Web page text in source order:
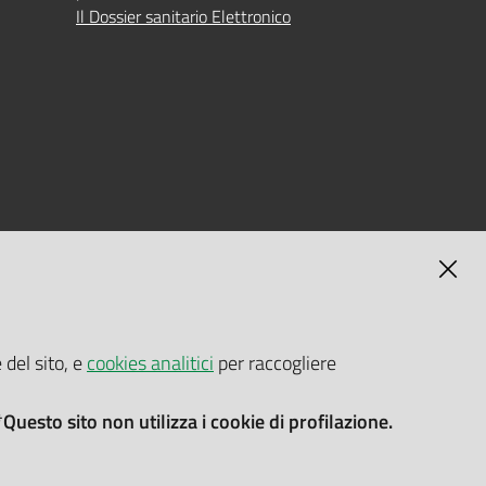
Il Dossier sanitario Elettronico
Documentazione
sito, ecookies analitici per raccogliere
sito non utilizza i cookie di profilazione.